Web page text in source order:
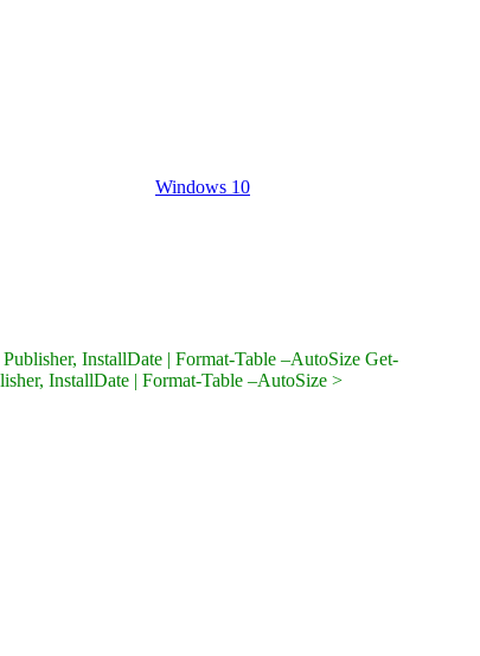
Windows 10
InstallDate | Format-Table –AutoSize Get-
InstallDate | Format-Table –AutoSize >